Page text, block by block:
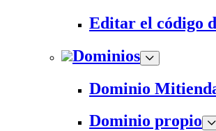
Editar el código
Dominios
Dominio
Dominio propio